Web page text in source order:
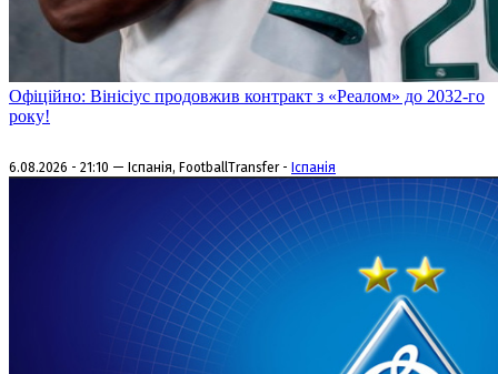
Офіційно: Вінісіус продовжив контракт з «Реалом» до 2032-го
року!
6.08.2026 - 21:10 — Іспанія, FootballTransfer - Іспанія